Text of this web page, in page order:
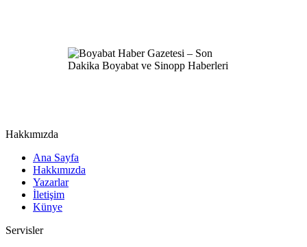
Hakkımızda
Ana Sayfa
Hakkımızda
Yazarlar
İletişim
Künye
Servisler